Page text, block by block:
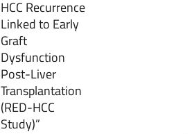
HCC Recurrence
Linked to Early
Graft
Dysfunction
Post-Liver
Transplantation
(RED-HCC
Study)”